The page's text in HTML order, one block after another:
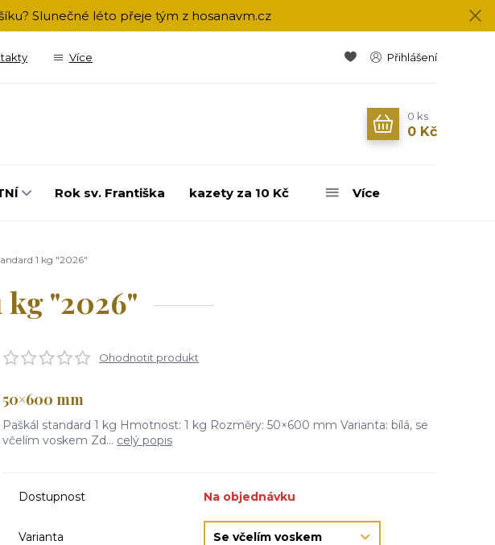
Slunečné léto přeje tým z hosanavm.cz
Více Přihlášení
0 ks
0 Kč
Rok sv. Františka kazety za 10 Kč Více
1 kg "2026"
kg "2026"
Ohodnotit produkt
50×600 mm
Paškál standard 1 kg Hmotnost: 1 kg Rozměry: 50×600 mm Varianta: bílá, se
včelím voskem Zd... celý popis
Dostupnost Na objednávku
Varianta